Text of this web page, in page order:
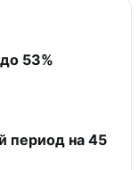
53%
период на 45